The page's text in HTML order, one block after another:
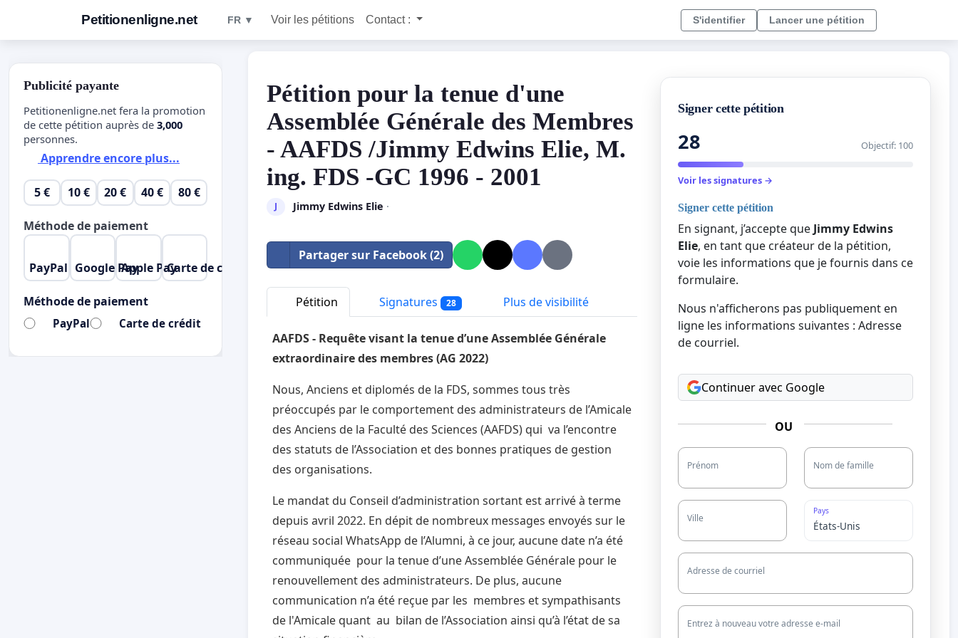
Petitionenligne.net FR ▼ Voir les pétitions Contact : S'identifier Lancer une pétition
Pétition pour la tenue d'une
Assemblée Générale des Membres
- AAFDS /Jimmy Edwins Elie, M.
ing. FDS -GC 1996 - 2001
J Jimmy Edwins Elie ·
Partager sur Facebook (2)
Pétition Signatures 28 Plus de visibilité
AAFDS - Requête visant la tenue d’une Assemblée Générale
extraordinaire des membres (AG 2022)
Nous, Anciens et diplomés de la FDS, sommes tous très
préoccupés par le comportement des administrateurs de l’Amicale
des Anciens de la Faculté des Sciences (AAFDS) qui va l’encontre
des statuts de l’Association et des bonnes pratiques de gestion
des organisations.
Le mandat du Conseil d’administration sortant est arrivé à terme
depuis avril 2022. En dépit de nombreux messages envoyés sur le
réseau social WhatsApp de l’Alumni, à ce jour, aucune date n’a été
communiquée pour la tenue d’une Assemblée Générale pour le
renouvellement des administrateurs. De plus, aucune
communication n’a été reçue par les membres et sympathisants
de l'Amicale quant au bilan de l’Association ainsi qu’à l’état de sa
Signer cette pétition
28 Objectif: 100
Voir les signatures →
Signer cette pétition
En signant, j’accepte que Jimmy Edwins
Elie, en tant que créateur de la pétition,
voie les informations que je fournis dans ce
formulaire.
Nous n'afficherons pas publiquement en
ligne les informations suivantes : Adresse
de courriel.
Continuer avec Google
OU
Prénom Nom de famille
Ville
Pays
Adresse de courriel
Entrez à nouveau votre adresse e-mail
Publicité payante
Petitionenligne.net fera la promotion
de cette pétition auprès de 3,000
personnes.
Apprendre encore plus...
5 € 10 € 20 € 40 € 80 €
Méthode de paiement
PayPal Google PayApple PayCarte de crédit
Méthode de paiement
PayPal Carte de crédit